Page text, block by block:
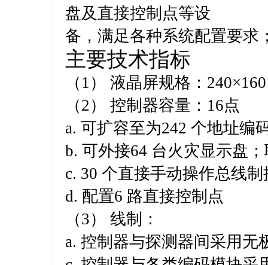
盘及直接控制点等设
备，满足各种系统配置要求
主要技术指标
（1） 液晶屏规格：
（2） 控制器容量：16点
a. 可扩容至为242 个地址编
b. 可外接64 台火灾显示盘
c. 30 个直接手动操作总线
d. 配置6 路直接控制点
（3） 线制：
a. 控制器与探测器间采用无